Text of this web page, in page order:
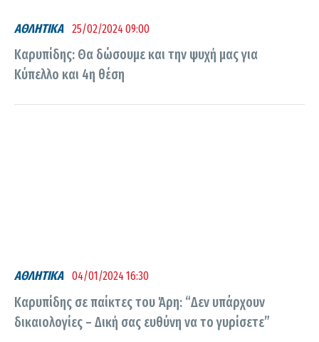
ΑΘΛΗΤΙΚΑ 25/02/2024 09:00
Καρυπίδης: Θα δώσουμε και την ψυχή μας για
Κύπελλο και 4η θέση
ΑΘΛΗΤΙΚΑ 04/01/2024 16:30
Καρυπίδης σε παίκτες του Άρη: “Δεν υπάρχουν
δικαιολογίες – Δική σας ευθύνη να το γυρίσετε”